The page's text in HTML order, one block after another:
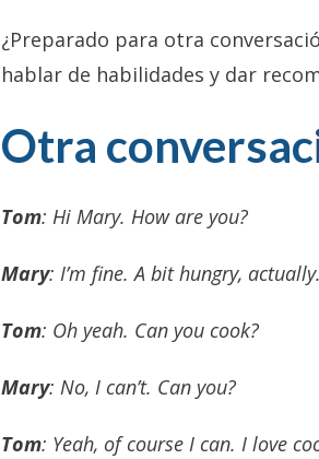
¿Preparado para otra
hablar de habilidades y dar
Otra
Tom: Hi Mary. How are you?
Mary: I’m fine. A bit hungry, actually.
Tom: Oh yeah. Can you cook?
Mary: No, I can’t. Can you?
Tom: Yeah, of course I can. I love